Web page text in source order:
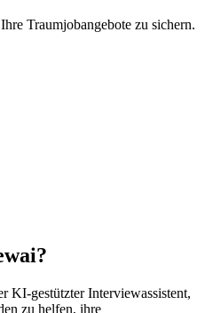
Traumjobangebote zu sichern.
KI-gestützter Interviewassistent,
zu helfen, ihre